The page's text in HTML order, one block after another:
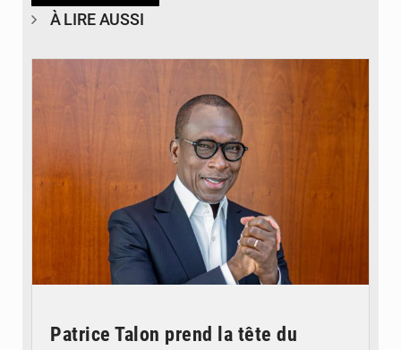
À LIRE AUSSI
Patrice Talon prend la tête du